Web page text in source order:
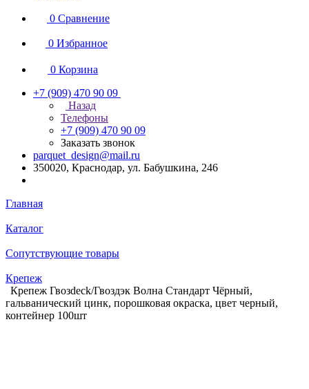
0 Сравнение
0 Избранное
0 Корзина
+7 (909) 470 90 09
Назад
Телефоны
+7 (909) 470 90 09
Заказать звонок
parquet_design@mail.ru
350020, Краснодар, ул. Бабушкина, 246
Главная
Каталог
Сопутствующие товары
Крепеж
Крепеж Гвозdeck/Гвоздэк Волна Стандарт Чёрный,
гальванический цинк, порошковая окраска, цвет черный,
контейнер 100шт